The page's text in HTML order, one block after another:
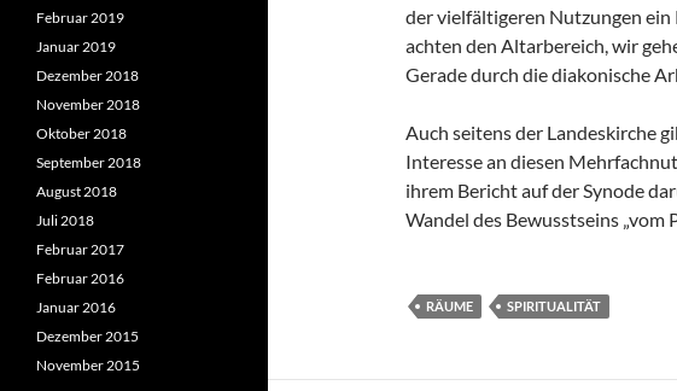
der vielfältigeren Nutzungen
achten den Altarbereich, wir
Gerade durch die diakonische
Auch seitens der Landeskirche
Interesse an diesen
ihrem Bericht auf der Synode
Wandel des Bewusstseins „vom
RÄUME SPIRITUALITÄT
Februar 2019
Januar 2019
Dezember 2018
November 2018
Oktober 2018
September 2018
August 2018
Juli 2018
Februar 2017
Februar 2016
Januar 2016
Dezember 2015
November 2015